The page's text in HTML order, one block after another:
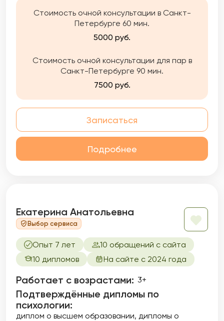
Стоимость очной консультации в Санкт-
Петербурге 60 мин.
5000 руб.
Стоимость очной консультации для пар в
Санкт-Петербурге 90 мин.
7500 руб.
Записаться
Подробнее
Екатерина Анатольевна
Выбор сервиса
Опыт 7 лет
10 обращений с сайта
10 дипломов
На сайте с 2024 года
Работает с возрастами: 3+
Подтверждённые дипломы по
психологии:
диплом о высшем образовании дипломы о